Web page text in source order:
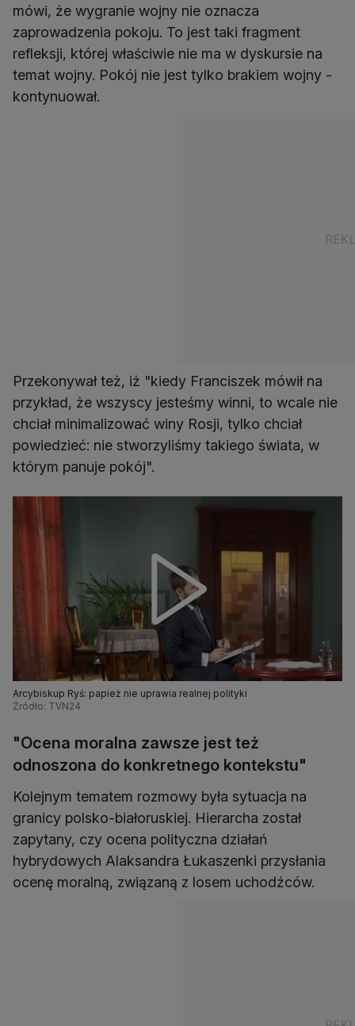
mówi, że wygranie wojny nie oznacza
zaprowadzenia pokoju. To jest taki fragment
refleksji, której właściwie nie ma w dyskursie na
temat wojny. Pokój nie jest tylko brakiem wojny -
kontynuował.
Przekonywał też, iż "kiedy Franciszek mówił na
przykład, że wszyscy jesteśmy winni, to wcale nie
chciał minimalizować winy Rosji, tylko chciał
powiedzieć: nie stworzyliśmy takiego świata, w
którym panuje pokój".
Arcybiskup Ryś: papież nie uprawia realnej polityki
Źródło: TVN24
"Ocena moralna zawsze jest też
odnoszona do konkretnego kontekstu"
Kolejnym tematem rozmowy była sytuacja na
granicy polsko-białoruskiej. Hierarcha został
zapytany, czy ocena polityczna działań
hybrydowych Alaksandra Łukaszenki przysłania
ocenę moralną, związaną z losem uchodźców.